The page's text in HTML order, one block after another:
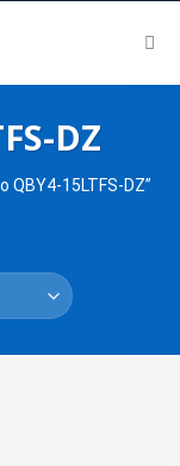
DZ
QBY4-15LTFS-DZ”